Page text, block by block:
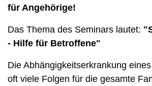
für Angehörige!
Das Thema des Seminars lautet:
- Hilfe für Betroffene"
Die Abhängigkeitserkrankung
oft viele Folgen für die gesamte